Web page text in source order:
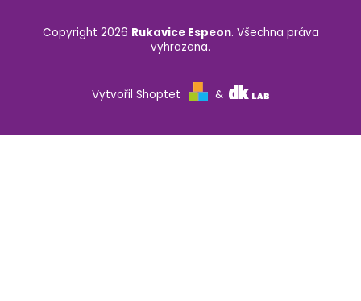
Vytvořil Shoptet &
Copyright 2026 Rukavice Espeon. Všechna práva
vyhrazena.